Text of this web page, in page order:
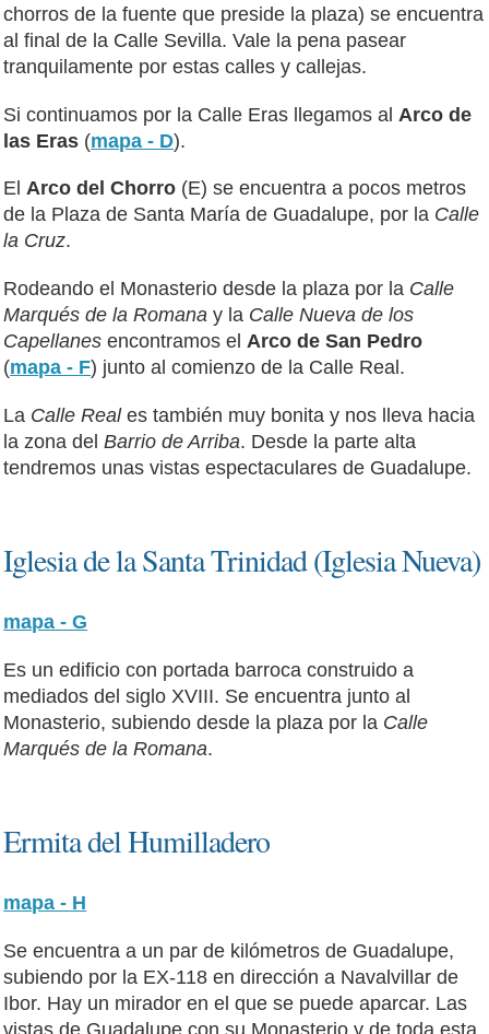
chorros de la fuente que preside la plaza) se encuentra
al final de la Calle Sevilla. Vale la pena pasear
tranquilamente por estas calles y callejas.
Si continuamos por la Calle Eras llegamos al Arco de
las Eras (mapa - D).
ElArco del Chorro (E) se encuentra a pocos metros
de la Plaza de Santa María de Guadalupe, por la Calle
la Cruz.
Rodeando el Monasterio desde la plaza por la Calle
Marqués de la Romana y la Calle Nueva de los
Capellanes encontramos elArco de San Pedro
(mapa - F) junto al comienzo de la Calle Real.
La Calle Reales también muy bonita y nos lleva hacia
la zona delBarrio de Arriba. Desde la parte alta
tendremos unas vistas espectaculares de Guadalupe.
Iglesia de la Santa Trinidad (Iglesia Nueva)
mapa - G
Es un edificio con portada barroca construido a
mediados del siglo XVIII. Se encuentra junto al
Monasterio, subiendo desde la plaza por la Calle
Marqués de la Romana.
Ermita del Humilladero
mapa - H
Se encuentra a un par de kilómetros de Guadalupe,
subiendo por la EX-118 en dirección a Navalvillar de
Ibor. Hay un mirador en el que se puede aparcar. Las
vistas de Guadalupe con su Monasterio y de toda esta